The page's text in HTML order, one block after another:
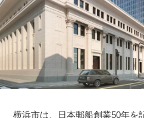
横浜市は、日本郵船創業50年を